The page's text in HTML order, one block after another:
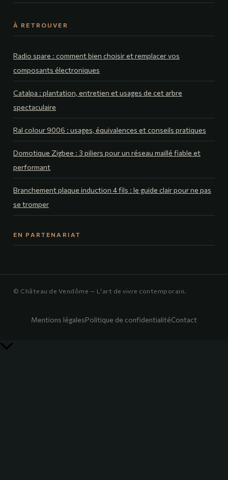
À RETROUVER
Radio spare : comment bien choisir et remplacer vos
composants électroniques
Catalpa : plantation, entretien et usages de cet arbre
spectaculaire
Ral colour 9006 : usages, équivalences et conseils pratiques
Domotique Zigbee : 3 piliers pour un réseau maillé fiable et
performant
Branchement plaque induction 4 fils : le guide clair pour ne pas
se tromper
EN PARTENARIAT
© Château de Vendôme — L'art de vivre contemporain.
Mentions légalesPolitique de confidentialitéContact